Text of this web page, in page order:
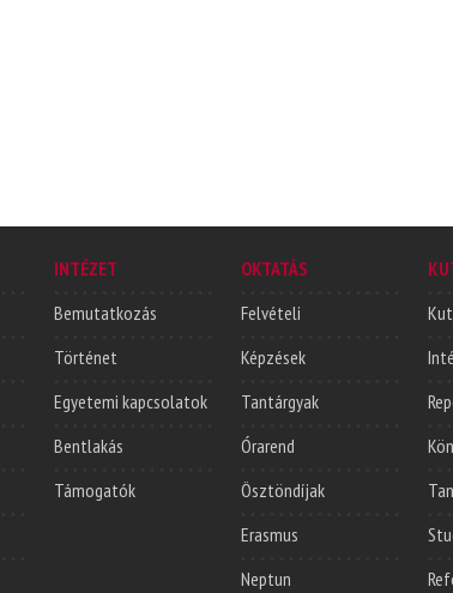
INTÉZET
Bemutatkozás
Történet
Egyetemi kapcsolatok
Bentlakás
Támogatók
OKTATÁS
Felvételi
Képzések
Tantárgyak
Órarend
Ösztöndíjak
Erasmus
Neptun